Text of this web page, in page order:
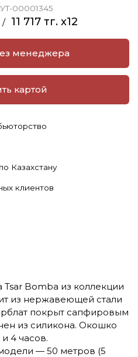
УТ-00001345
/ 11 717 тг. x12
менеджера
картой
Казахстану
клиентов
Bomba из коллекции
из нержавеющей стали
покрыт сапфировым
из силикона. Окошко
4 часов.
— 50 метров (5